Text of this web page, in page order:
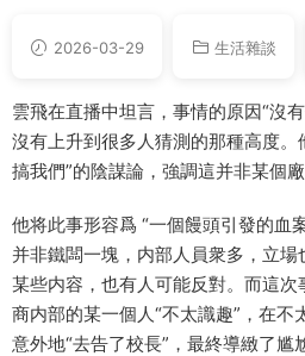
2026-03-29 生活雜談
雲飛在直播中坦言，事情的原因“沒
沒有上升到很多人猜測的那種高度
搞我們”的陰謀論，強調這并非某個
他将此事形容爲 “一個饅頭引發的血
并非鐵闆一塊，内部人員衆多，立
某些内容，也有人可能反對。而這
商内部的某一個人“不太識趣”，在不
意外地“去告了校長”，最終導緻了尴